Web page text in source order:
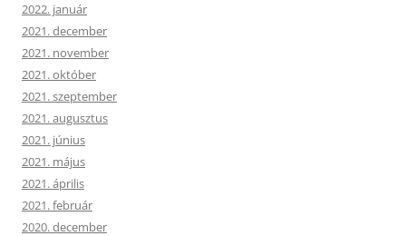
2022. január
2021. december
2021. november
2021. október
2021. szeptember
2021. augusztus
2021. június
2021. május
2021. április
2021. február
2020. december